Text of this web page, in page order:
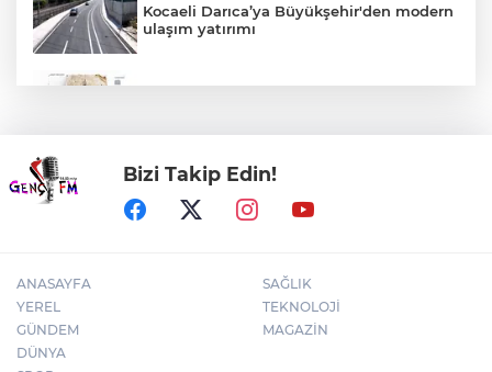
Kocaeli Darıca’ya Büyükşehir'den modern
ulaşım yatırımı
İMES OSB geleceğin sanayisini inşa
ediyor! Sanayinin geleceği İMES OSB'de
konuşuldu
Bizi Takip Edin!
ANASAYFA
YEREL
GÜNDEM
DÜNYA
SAĞLIK
TEKNOLOJİ
MAGAZİN